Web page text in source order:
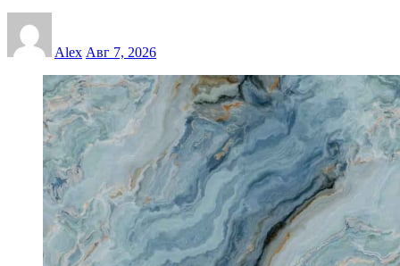
Alex Авг 7, 2026